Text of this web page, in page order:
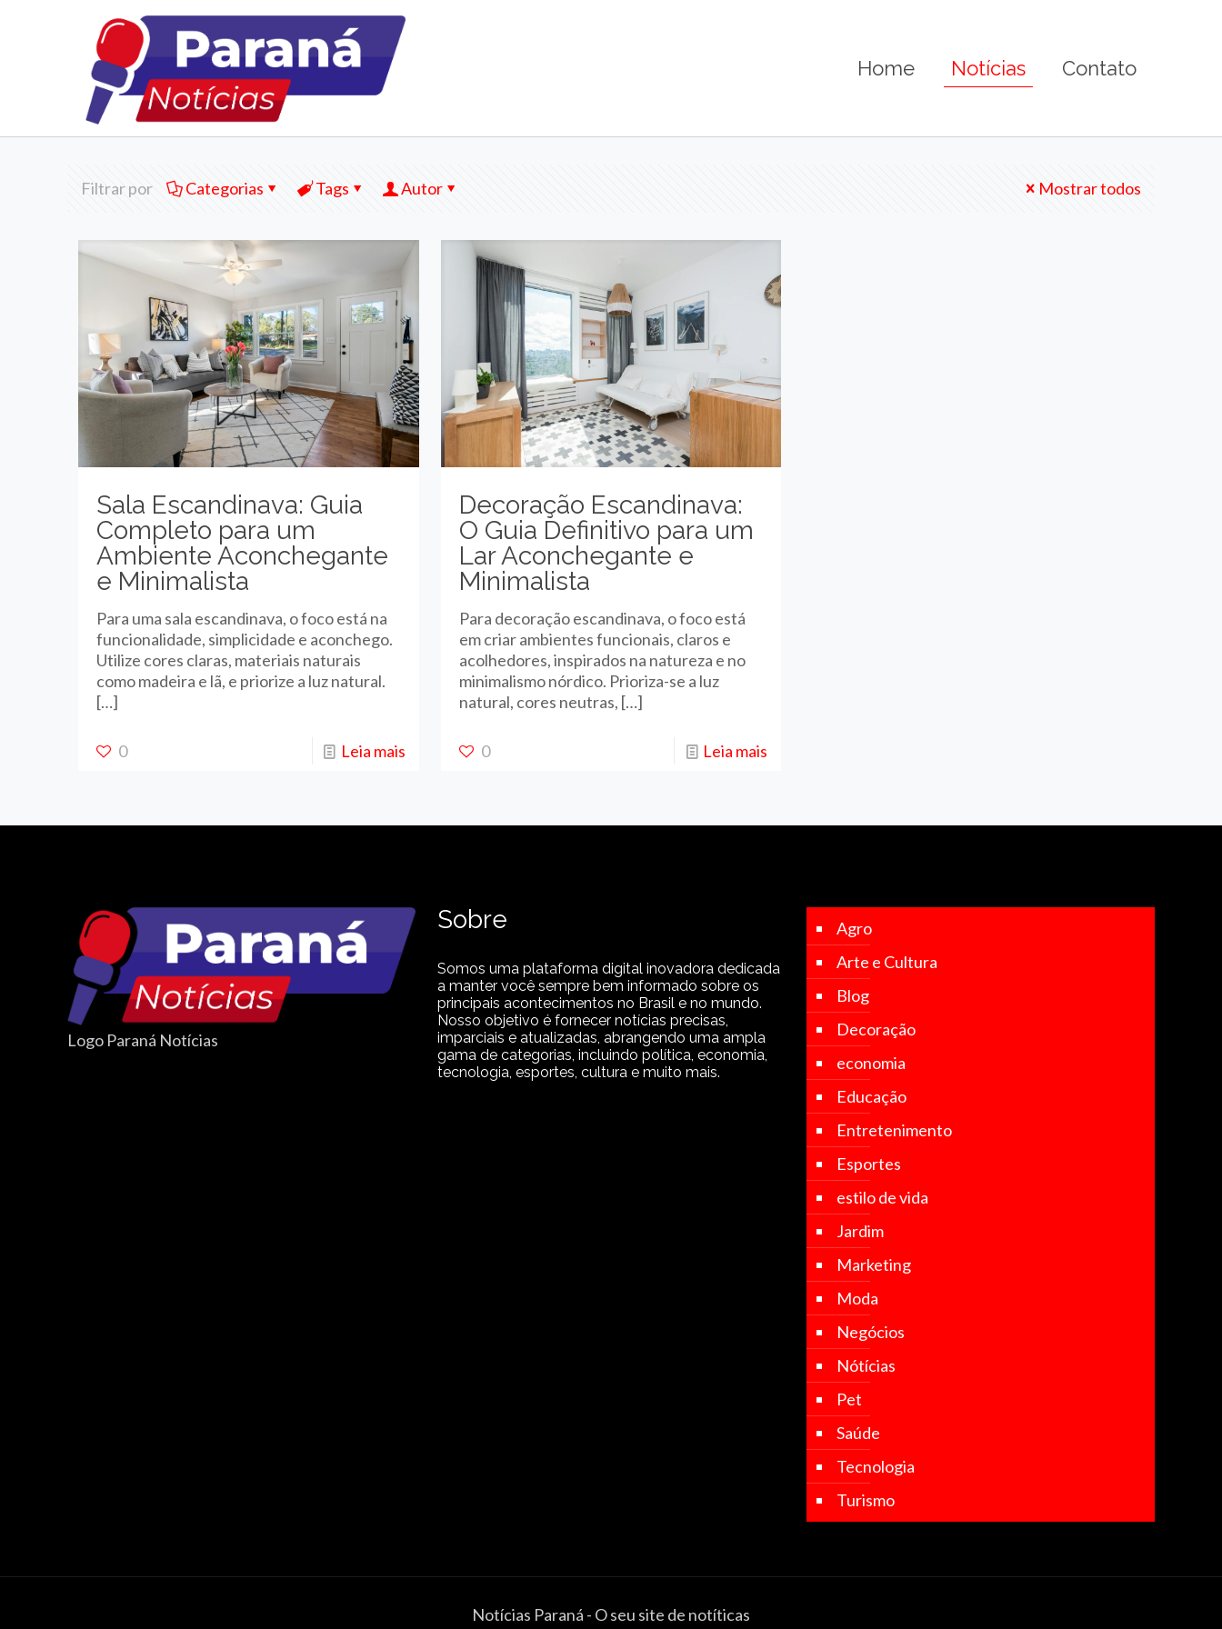
Home Notícias Contato
Filtrar por Categorias Tags Autor Mostrar todos
Sala Escandinava: Guia
Completo para um
Ambiente Aconchegante
e Minimalista
Para uma sala escandinava, o foco está na
funcionalidade, simplicidade e aconchego.
Utilize cores claras, materiais naturais
como madeira e lã, e priorize a luz natural.
[…]
0 Leia mais
Decoração Escandinava:
O Guia Definitivo para um
Lar Aconchegante e
Minimalista
Para decoração escandinava, o foco está
em criar ambientes funcionais, claros e
acolhedores, inspirados na natureza e no
minimalismo nórdico. Prioriza-se a luz
natural, cores neutras, […]
0 Leia mais
Logo Paraná Notícias
Sobre
Somos uma plataforma digital inovadora dedicada
a manter você sempre bem informado sobre os
principais acontecimentos no Brasil e no mundo.
Nosso objetivo é fornecer notícias precisas,
imparciais e atualizadas, abrangendo uma ampla
gama de categorias, incluindo política, economia,
tecnologia, esportes, cultura e muito mais.
Agro
Arte e Cultura
Blog
Decoração
economia
Educação
Entretenimento
Esportes
estilo de vida
Jardim
Marketing
Moda
Negócios
Nótícias
Pet
Saúde
Tecnologia
Turismo
Notícias Paraná - O seu site de notíticas